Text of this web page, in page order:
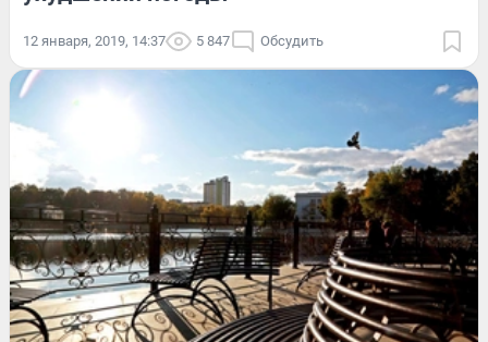
12 января, 2019, 14:37 5 847 Обсудить